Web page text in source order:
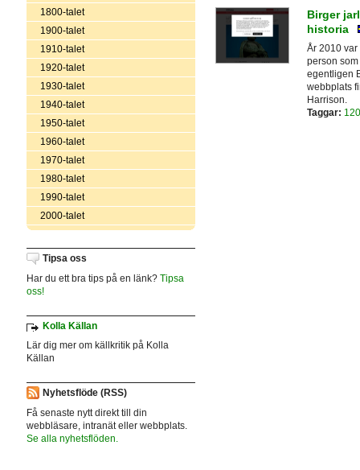
1800-talet
1900-talet
1910-talet
1920-talet
1930-talet
1940-talet
1950-talet
1960-talet
1970-talet
1980-talet
1990-talet
2000-talet
Tipsa oss
Har du ett bra tips på en länk? Tipsa
oss!
Kolla Källan
Lär dig mer om källkritik på Kolla
Källan
Nyhetsflöde (RSS)
Få senaste nytt direkt till din
webbläsare, intranät eller webbplats.
Se alla nyhetsflöden.
Birger
historia
År 2010
person
egentligen
webbplats
Harrison.
Taggar: